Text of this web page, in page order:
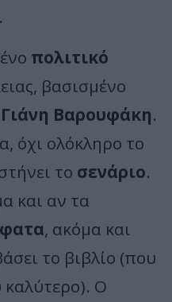
.
πολιτικό
βασισμένο
Γιάνη Βαρουφάκη.
όχι ολόκληρο το
το σενάριο.
και αν τα
, ακόμα και
το βιβλίο (που
καλύτερο). Ο